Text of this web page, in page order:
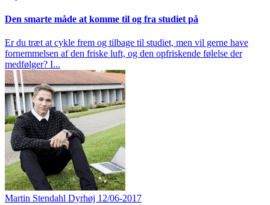
Den smarte måde at komme til og fra studiet på
Er du træt at cykle frem og tilbage til studiet, men vil gerne have
fornemmelsen af den friske luft, og den opfriskende følelse der
medfølger? I...
Martin Stendahl Dyrhøj 12/06-2017